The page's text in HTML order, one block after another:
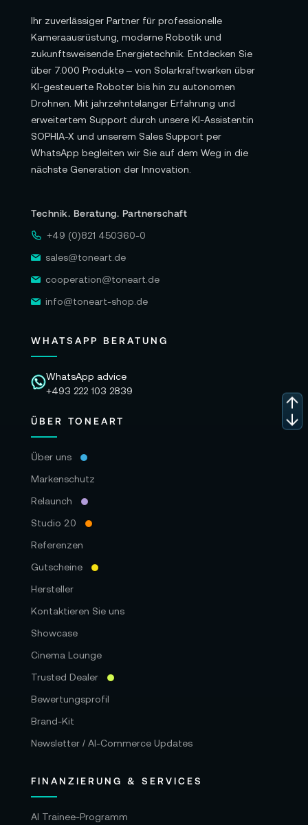
Ihr zuverlässiger Partner für professionelle
Kameraausrüstung, moderne Robotik und
zukunftsweisende Energietechnik. Entdecken Sie
über 7.000 Produkte – von Solarkraftwerken über
KI-gesteuerte Roboter bis hin zu autonomen
Drohnen. Mit jahrzehntelanger Erfahrung und
erweitertem Support durch unsere KI-Assistentin
SOPHIA-X und unserem Sales Support per
WhatsApp begleiten wir Sie auf dem Weg in die
nächste Generation der Innovation.
Technik. Beratung. Partnerschaft
+49 (0)821 450360-0
sales@toneart.de
cooperation@toneart.de
info@toneart-shop.de
WHATSAPP BERATUNG
WhatsApp advice
+493 222 103 2839
ÜBER TONEART
Über uns
Markenschutz
Relaunch
Studio 2.0
Referenzen
Gutscheine
Hersteller
Kontaktieren Sie uns
Showcase
Cinema Lounge
Trusted Dealer
Bewertungsprofil
Brand-Kit
Newsletter / AI-Commerce Updates
FINANZIERUNG & SERVICES
AI Trainee-Programm